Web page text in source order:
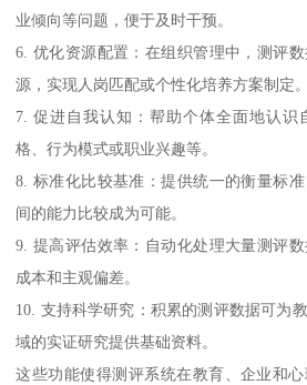
业倾向等问题，便于及时干预。
6. 优化资源配置：在组织管理中，测评
源，实现人岗匹配或个性化培养方案制定。
7. 促进自我认知：帮助个体全面地认识
格、行为模式或职业兴趣等。
8. 标准化比较基准：提供统一的衡量标
间的能力比较成为可能。
9. 提高评估效率：自动化处理大量测评
成本和主观偏差。
10. 支持科学研究：积累的测评数据可为
域的实证研究提供基础资料。
这些功能使得测评系统在教育、企业和